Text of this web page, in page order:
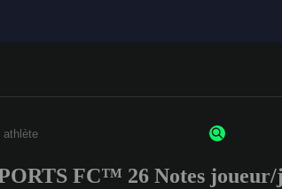
au moins 3 caractères ou chiffres.
FC™ 26 Notes joueur/